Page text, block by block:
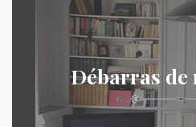
Débarras de